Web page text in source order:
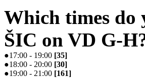
Which times do
ŠIC on VD G-
●17:00 - 19:00 [35]
●18:00 - 20:00 [30]
●19:00 - 21:00 [161]